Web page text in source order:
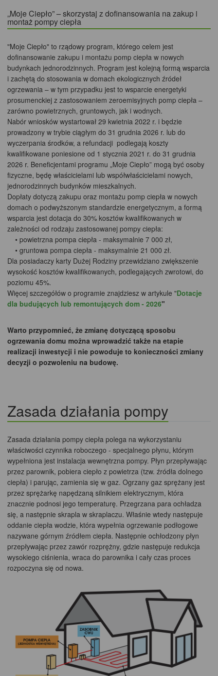
„Moje Ciepło” – skorzystaj z dofinansowania na zakup i
montaż pompy ciepła
"Moje Ciepło" to rządowy program, którego celem jest
dofinansowanie zakupu i montażu pomp ciepła w nowych
budynkach jednorodzinnych. Program jest kolejną formą wsparcia
i zachętą do stosowania w domach ekologicznych źródeł
ogrzewania – w tym przypadku jest to wsparcie energetyki
prosumenckiej z zastosowaniem zeroemisyjnych pomp ciepła –
zarówno powietrznych, gruntowych, jak i wodnych.
Nabór wniosków wystartował 29 kwietnia 2022 r. i będzie
prowadzony w trybie ciągłym do 31 grudnia 2026 r. lub do
wyczerpania środków, a refundacji podlegają koszty
kwalifikowane poniesione od 1 stycznia 2021 r. do 31 grudnia
2026 r. Beneficjentami programu „Moje Ciepło” mogą być osoby
fizyczne, będę właścicielami lub współwłaścicielami nowych,
jednorodzinnych budynków mieszkalnych.
Dopłaty dotyczą zakupu oraz montażu pomp ciepła w nowych
domach o podwyższonym standardzie energetycznym, a formą
wsparcia jest dotacja do 30% kosztów kwalifikowanych w
zależności od rodzaju zastosowanej pompy ciepła:
• powietrzna pompa ciepła - maksymalnie 7 000 zł,
• gruntowa pompa ciepła - maksymalnie 21 000 zł.
Dla posiadaczy karty Dużej Rodziny przewidziano zwiększenie
wysokość kosztów kwalifikowanych, podlegających zwrotowi, do
poziomu 45%.
Więcej szczegółów o programie znajdziesz w artykule "Dotacje
dla budujących lub remontujących dom - 2026"
Warto przypomnieć, że zmianę dotyczącą sposobu
ogrzewania domu można wprowadzić także na etapie
realizacji inwestycji i nie powoduje to konieczności zmiany
decyzji o pozwoleniu na budowę.
Zasada działania pompy
Zasada działania pompy ciepła polega na wykorzystaniu
właściwości czynnika roboczego - specjalnego płynu, którym
wypełniona jest instalacja wewnętrzna pompy. Płyn przepływając
przez parownik, pobiera ciepło z powietrza (tzw. źródła dolnego
ciepła) i parując, zamienia się w gaz. Ogrzany gaz sprężany jest
przez sprężarkę napędzaną silnikiem elektrycznym, która
znacznie podnosi jego temperaturę. Przegrzana para ochładza
się, a następnie skrapla w skraplaczu. Właśnie wtedy następuje
oddanie ciepła wodzie, która wypełnia ogrzewanie podłogowe
nazywane górnym źródłem ciepła. Następnie ochłodzony płyn
przepływając przez zawór rozprężny, gdzie następuje redukcja
wysokiego ciśnienia, wraca do parownika i cały czas proces
rozpoczyna się od nowa.